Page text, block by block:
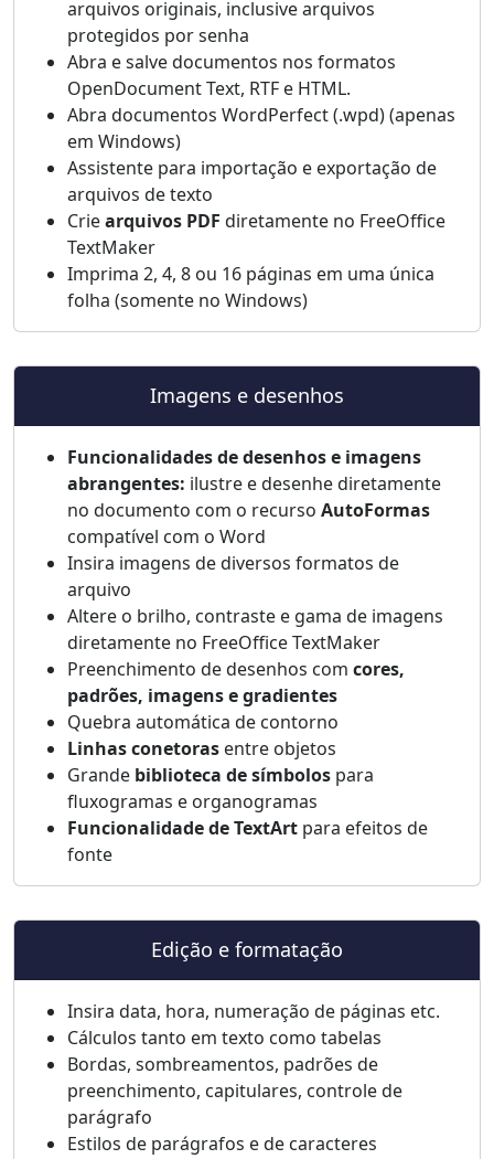
arquivos originais, inclusive arquivos
protegidos por senha
Abra e salve documentos nos formatos
OpenDocument Text, RTF e HTML.
Abra documentos WordPerfect (.wpd) (apenas
em Windows)
Assistente para importação e exportação de
arquivos de texto
Criearquivos PDF diretamente no FreeOffice
TextMaker
Imprima 2, 4, 8 ou 16 páginas em uma única
folha (somente no Windows)
Imagens e desenhos
Funcionalidades de desenhos e imagens
abrangentes: ilustre e desenhe diretamente
no documento com o recurso AutoFormas
compatível com o Word
Insira imagens de diversos formatos de
arquivo
Altere o brilho, contraste e gama de imagens
diretamente no FreeOffice TextMaker
Preenchimento de desenhos com cores,
padrões, imagens e gradientes
Quebra automática de contorno
Linhas conetoras entre objetos
Grande biblioteca de símbolos para
fluxogramas e organogramas
Funcionalidade de TextArt para efeitos de
fonte
Edição e formatação
Insira data, hora, numeração de páginas etc.
Cálculos tanto em texto como tabelas
Bordas, sombreamentos, padrões de
preenchimento, capitulares, controle de
parágrafo
Estilos de parágrafos e de caracteres